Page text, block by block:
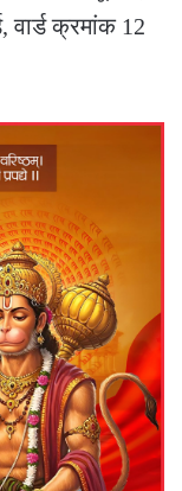
वार्ड क्रमांक 12